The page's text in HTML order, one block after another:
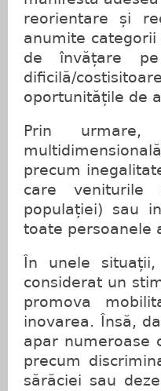
reorientare și
anumite
de învățare
dificilă/
oportunitățile de
Prin urmare,
precum
care veniturile
populației) sau
toate persoanele
În unele
considerat un
promova
inovarea. Însă,
apar numeroase
precum
sărăciei sau